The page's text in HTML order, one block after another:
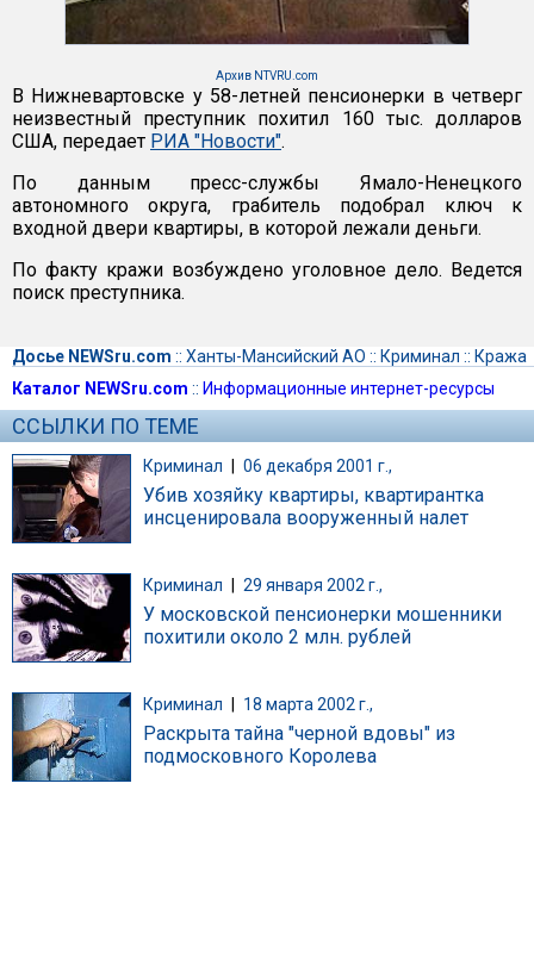
Архив NTVRU.com
В Нижневартовске у 58-летней пенсионерки в четверг
неизвестный преступник похитил 160 тыс. долларов
США, передает РИА "Новости".
По данным пресс-службы Ямало-Ненецкого
автономного округа, грабитель подобрал ключ к
входной двери квартиры, в которой лежали деньги.
По факту кражи возбуждено уголовное дело. Ведется
поиск преступника.
Досье NEWSru.com :: Ханты-Мансийский АО :: Криминал :: Кража
Каталог NEWSru.com :: Информационные интернет-ресурсы
ССЫЛКИ ПО ТЕМЕ
Криминал | 06 декабря 2001 г.,
Убив хозяйку квартиры, квартирантка
инсценировала вооруженный налет
Криминал 29 января 2002 г.,
У московской пенсионерки мошенники
похитили около 2 млн. рублей
Криминал 18 марта 2002 г.,
Раскрыта тайна "черной вдовы" из
подмосковного Королева